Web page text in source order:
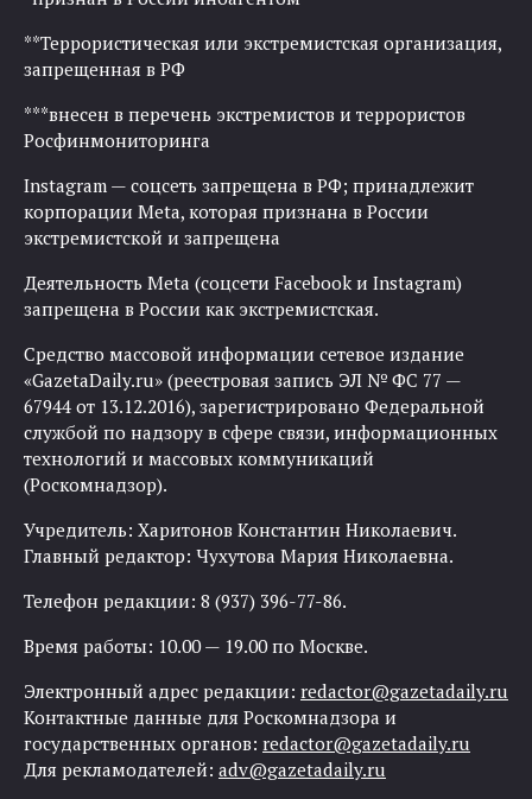
**Террористическая или экстремистская организация,
запрещенная в РФ
***внесен в перечень экстремистов и террористов
Росфинмониторинга
Instagram — соцсеть запрещена в РФ; принадлежит
корпорации Meta, которая признана в России
экстремистской и запрещена
Деятельность Meta (соцсети Facebook и Instagram)
запрещена в России как экстремистская.
Средство массовой информации сетевое издание
«GazetaDaily.ru» (реестровая запись ЭЛ № ФС 77 —
67944 от 13.12.2016), зарегистрировано Федеральной
службой по надзору в сфере связи, информационных
технологий и массовых коммуникаций
(Роскомнадзор).
Учредитель: Харитонов Константин Николаевич.
Главный редактор: Чухутова Мария Николаевна.
Телефон редакции: 8 (937) 396-77-86.
Время работы: 10.00 — 19.00 по Москве.
Электронный адрес редакции: redactor@gazetadaily.ru
Контактные данные для Роскомнадзора и
государственных органов: redactor@gazetadaily.ru
Для рекламодателей: adv@gazetadaily.ru